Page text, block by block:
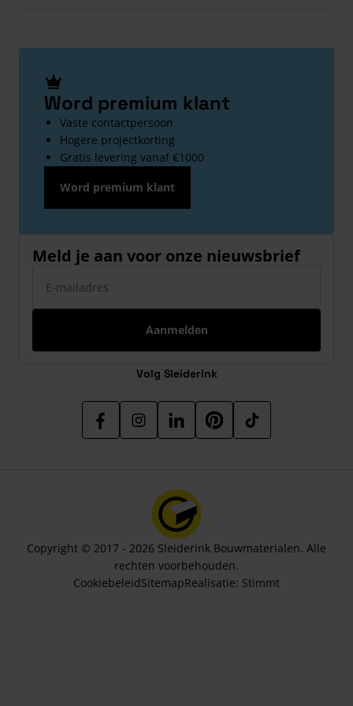
Word premium klant
Vaste contactpersoon
Hogere projectkorting
Gratis levering vanaf €1000
Word premium klant
Meld je aan voor onze nieuwsbrief
Aanmelden
Volg Sleiderink
Copyright © 2017 - 2026 Sleiderink Bouwmaterialen. Alle
rechten voorbehouden.
CookiebeleidSitemapRealisatie: Stimmt